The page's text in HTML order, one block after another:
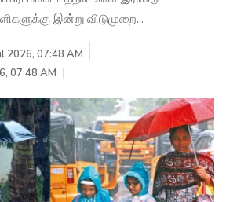
இன்று விடுமுறை...
2026, 07:48 AM
07:48 AM